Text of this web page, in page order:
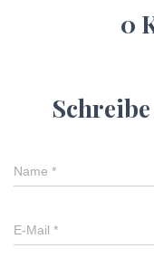
0
Name *
E-Mail *